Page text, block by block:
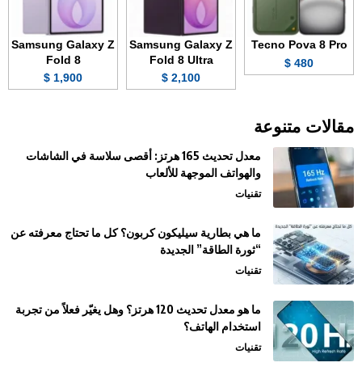
Tecno Pova 8 Pro
480 $
Samsung Galaxy Z
Fold 8 Ultra
2,100 $
Samsung Galaxy Z
Fold 8
1,900 $
مقالات متنوعة
معدل تحديث 165 هرتز: أقصى سلاسة في الشاشات
والهواتف الموجهة للألعاب
تقنيات
ما هي بطارية سيليكون كربون؟ كل ما تحتاج معرفته عن
“ثورة الطاقة” الجديدة
تقنيات
ما هو معدل تحديث 120 هرتز؟ وهل يغيّر فعلاً من تجربة
استخدام الهاتف؟
تقنيات